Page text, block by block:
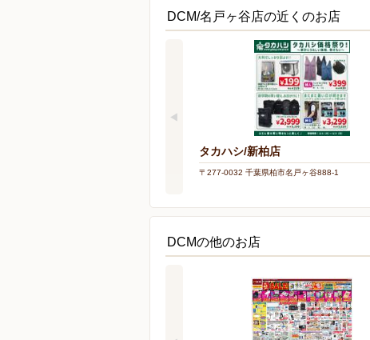
DCM/名戸ヶ谷店の近くのお店
タカハシ/新柏店
〒277-0032 千葉県柏市名戸ヶ谷888-1
DCMの他のお店